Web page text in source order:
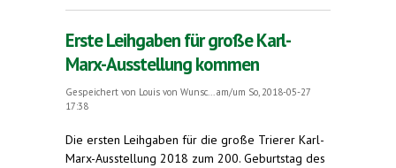
Erste Leihgaben für große Karl-
Marx-Ausstellung kommen
Gespeichert von Louis von Wunsc...am/um So, 2018-05-27
17:38
Die ersten Leihgaben für die große Trierer Karl-
Marx-Ausstellung 2018 zum 200. Geburtstag des